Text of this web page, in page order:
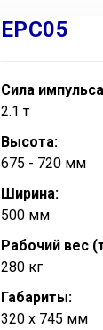
EPC05
Сила
2.1 т
Высота:
675 - 720 мм
Ширина:
500 мм
Рабочий вес
280 кг
Габариты:
320 x 745 мм